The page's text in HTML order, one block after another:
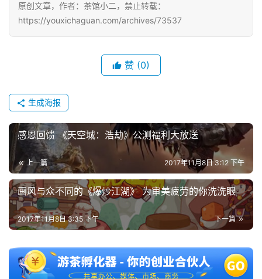
原创文章，作者：茶馆小二，禁止转载：
https://youxichaguan.com/archives/73537
赞 (0)
生成海报
感恩回馈 《天空城：浩劫》公测福利大放送
上一篇 2017年11月8日 3:12 下午
画风与众不同的《爆炒江湖》 为审美疲劳的你洗洗眼
下一篇
2017年11月8日 3:35 下午